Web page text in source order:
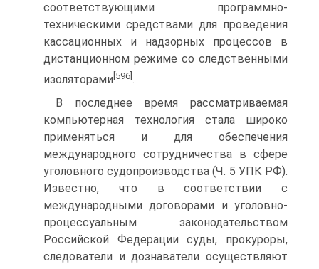
соответствующими программно-
техническими средствами для проведения
кассационных и надзорных процессов в
дистанционном режиме со следственными
изоляторами [596] .
В последнее время рассматриваемая
компьютерная технология стала широко
применяться и для обеспечения
международного сотрудничества в сфере
уголовного судопроизводства (Ч. 5 УПК РФ).
Известно, что в соответствии с
международными договорами и уголовно-
процессуальным законодательством
Российской Федерации суды, прокуроры,
следователи и дознаватели осуществляют